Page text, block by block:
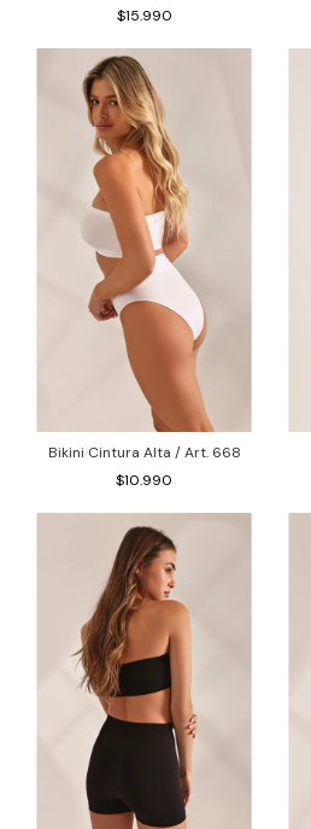
$15.990
Bikini Cintura Alta / Art. 668
$10.990